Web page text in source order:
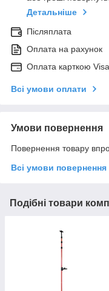
Детальніше
Післяплата
Оплата на рахунок
Оплата карткою
Всі умови оплати
Умови повернення
Повернення товару
Всі умови повернення
Подібні товари